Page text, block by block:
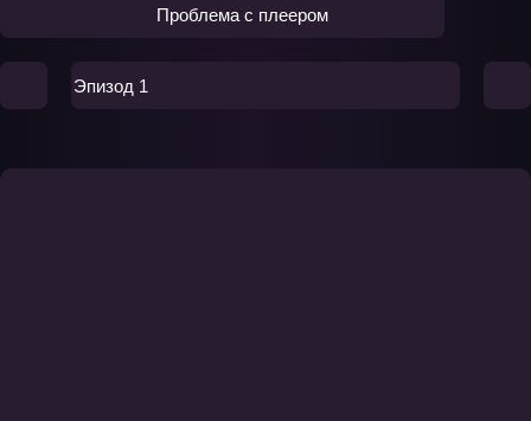
Проблема с плеером
Эпизод 1